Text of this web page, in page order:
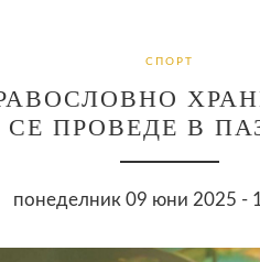
СПОРТ
ПРОВЕДЕ В
понеделник 09 юни 2025 -